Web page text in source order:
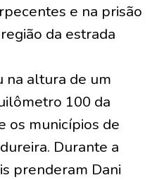
e na prisão
da estrada
na altura de um
100 da
os municípios de
Durante a
prenderam Dani